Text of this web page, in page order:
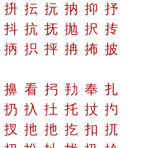
抍 抎 抏 抐 抑 抒
抖 抗 抚 抛 択 抟
抦 抧 抨 抩 抪 披
擤 看 㧈 劧 奉 扎
扔 扖 扗 托 扙 扚
扠 扡 扡 扢 扣 扤